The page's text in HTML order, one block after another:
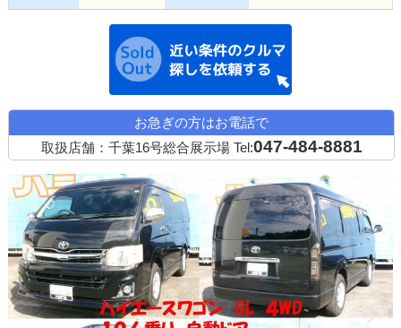
お急ぎの方はお電話で
取扱店舗：千葉16号総合展示場 Tel:047-484-8881